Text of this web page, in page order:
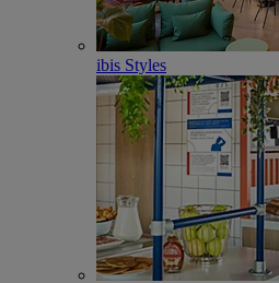
ibis Styles